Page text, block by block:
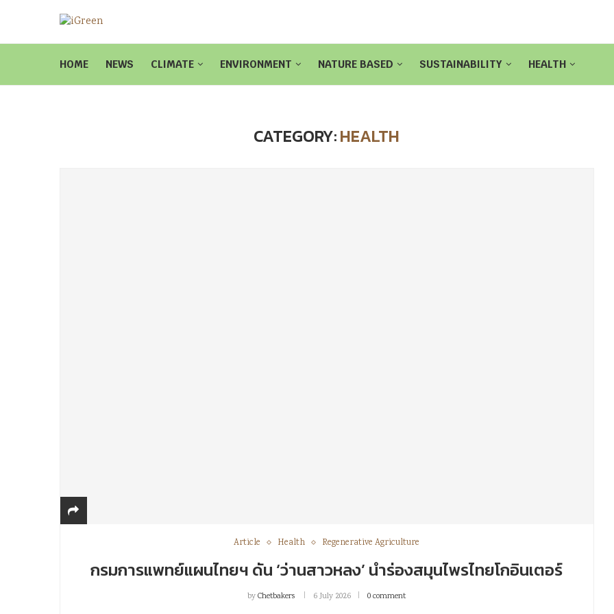
HOME NEWS CLIMATE ENVIRONMENT NATURE BASED SUSTAINABILITY HEALTH
CATEGORY:HEALTH
Article Health Regenerative Agriculture
กรมการแพทย์แผนไทยฯ ดัน ‘ว่านสาวหลง’ นำร่องสมุนไพรไทยโกอินเตอร์
byChetbakers 6 July 2026 0 comment